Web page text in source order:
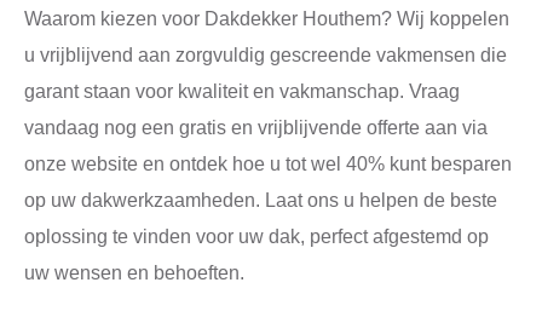
Waarom kiezen voor Dakdekker Houthem? Wij koppelen
u vrijblijvend aan zorgvuldig gescreende vakmensen die
garant staan voor kwaliteit en vakmanschap. Vraag
vandaag nog een gratis en vrijblijvende offerte aan via
onze website en ontdek hoe u tot wel 40% kunt besparen
op uw dakwerkzaamheden. Laat ons u helpen de beste
oplossing te vinden voor uw dak, perfect afgestemd op
uw wensen en behoeften.